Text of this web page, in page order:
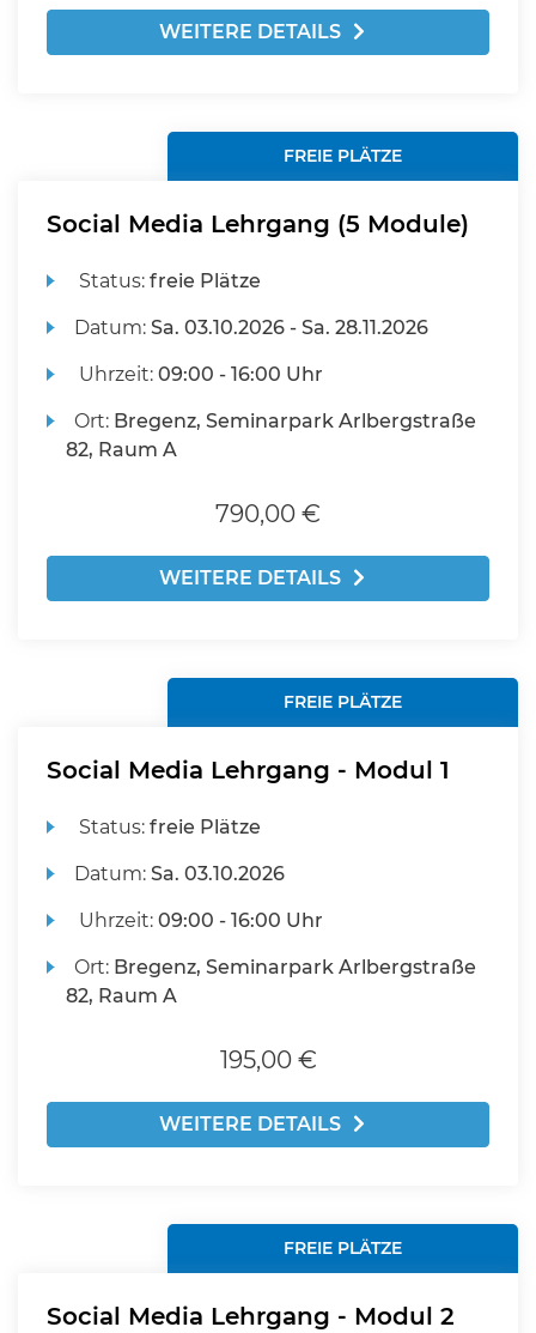
WEITERE DETAILS
FREIE PLÄTZE
Social Media Lehrgang (5 Module)
Status:freie Plätze
Datum:Sa. 03.10.2026 -Sa. 28.11.2026
Uhrzeit:09:00 - 16:00 Uhr
Ort: Bregenz, Seminarpark Arlbergstraße
82, Raum A
790,00 €
WEITERE DETAILS
FREIE PLÄTZE
Social Media Lehrgang - Modul 1
Status:freie Plätze
Datum:Sa. 03.10.2026
Uhrzeit:09:00 - 16:00 Uhr
Ort: Bregenz, Seminarpark Arlbergstraße
82, Raum A
195,00 €
WEITERE DETAILS
FREIE PLÄTZE
Social Media Lehrgang - Modul 2